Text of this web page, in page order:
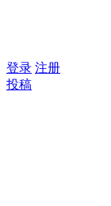
登录 注册
投稿